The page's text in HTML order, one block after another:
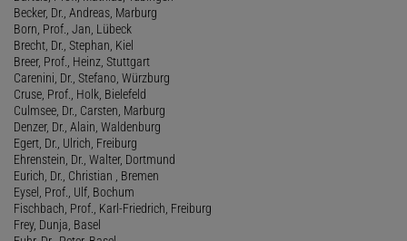
Becker, Dr., Andreas, Marburg
Born, Prof., Jan, Lübeck
Brecht, Dr., Stephan, Kiel
Breer, Prof., Heinz, Stuttgart
Carenini, Dr., Stefano, Würzburg
Cruse, Prof., Holk, Bielefeld
Culmsee, Dr., Carsten, Marburg
Denzer, Dr., Alain, Waldenburg
Egert, Dr., Ulrich, Freiburg
Ehrenstein, Dr., Walter, Dortmund
Eurich, Dr., Christian , Bremen
Eysel, Prof., Ulf, Bochum
Fischbach, Prof., Karl-Friedrich, Freiburg
Frey, Dunja, Basel